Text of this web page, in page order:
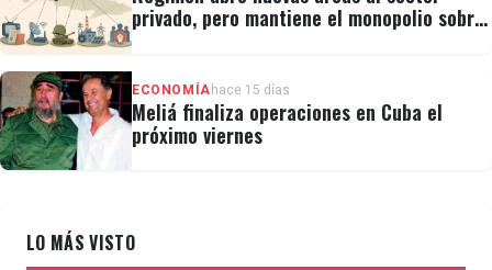
privado, pero mantiene el monopolio sobre
ECONOMÍA hace 15 días
Meliá finaliza operaciones en Cuba el
próximo viernes
LO MÁS VISTO